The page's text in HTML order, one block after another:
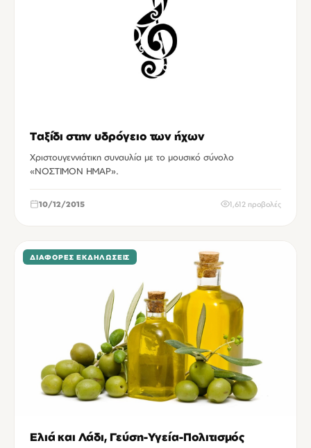
Ταξίδι στην υδρόγειο των ήχων
Χριστουγεννιάτικη συναυλία με το μουσικό σύνολο
«ΝΟΣΤΙΜΟΝ ΗΜΑΡ».
10/12/2015 1,612 προβολές
ΔΙΆΦΟΡΕΣ ΕΚΔΗΛΏΣΕΙΣ
Ελιά και Λάδι, Γεύση-Υγεία-Πολιτισμός